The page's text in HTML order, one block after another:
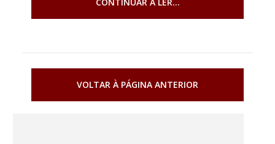
VOLTAR À PÁGINA ANTERIOR